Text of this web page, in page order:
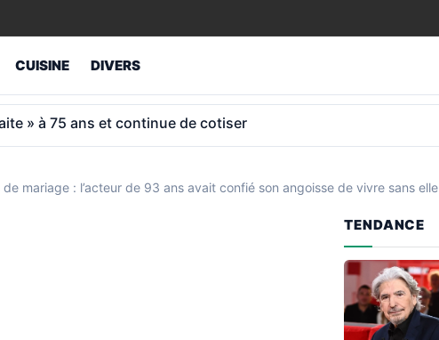
CUISINE DIVERS
cotisations: le coup de gueule d’un Espagnol
mariage : l’acteur de 93 ans avait confié son angoisse de vivre sans elle
TENDANCE